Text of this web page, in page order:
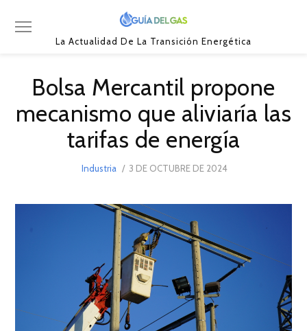
La Actualidad De La Transición Energética
Bolsa Mercantil propone
mecanismo que aliviaría las
tarifas de energía
Industria
POSTED
3 DE OCTUBRE DE 20244